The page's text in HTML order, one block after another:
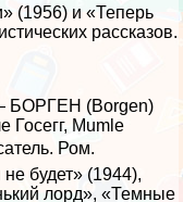
(1956) и «Теперь
рассказов.
БОРГЕН (Borgen)
Mumle
Ром.
будет» (1944),
лорд», «Темные